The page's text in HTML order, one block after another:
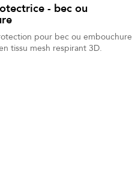
- bec ou
pour bec ou embouchure
tissu mesh respirant 3D.